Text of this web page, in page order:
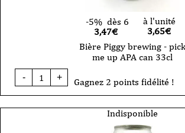
-5% dès 6
3,47€
à l'unité
3,65€
Bière Piggy brewing - pick
me up APA can 33cl
-
quantité
de
brewing
+ Gagnez 2 points fidélité !
Indisponible